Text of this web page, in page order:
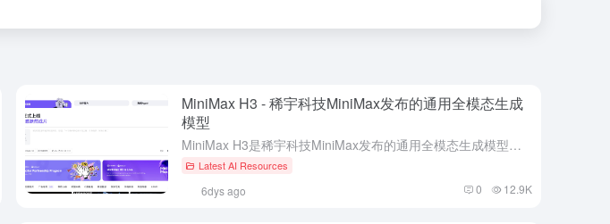
MiniMax H3 - 稀宇科技MiniMax发布的通用全模态生成
模型
MiniMax H3是稀宇科技MiniMax发布的通用全模态生成模型，可在统一上下文中理解文本、图像、视频与声音，生成最高15秒、2K分辨率、带原生双声道音频的音视频。
Latest AI Resources
6dys ago 0 12.9K